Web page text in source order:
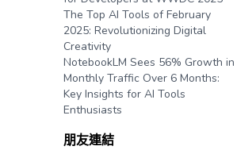
The Top AI Tools of February
2025: Revolutionizing Digital
Creativity
NotebookLM Sees 56% Growth in
Monthly Traffic Over 6 Months:
Key Insights for AI Tools
Enthusiasts
朋友連結